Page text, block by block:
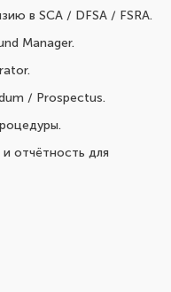
в SCA / DFSA / FSRA.
Manager.
/ Prospectus.
отчётность для